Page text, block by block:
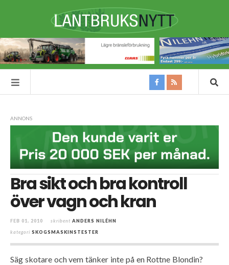
ANNONS
Bra sikt och bra kontroll
över vagn och kran
FEB 01, 2010 skribent ANDERS NILÉHN
kategori SKOGSMASKINSTESTER
Säg skotare och vem tänker inte på en Rottne Blondin?